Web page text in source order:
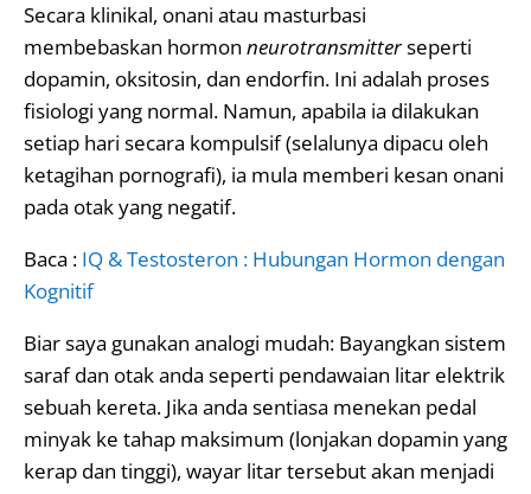
Secara klinikal, onani atau masturbasi
membebaskan hormon neurotransmitterseperti
dopamin, oksitosin, dan endorfin. Ini adalah proses
fisiologi yang normal. Namun, apabila ia dilakukan
setiap hari secara kompulsif (selalunya dipacu oleh
ketagihan pornografi), ia mula memberi kesan onani
pada otak yang negatif.
Baca : IQ & Testosteron : Hubungan Hormon dengan
Kognitif
Biar saya gunakan analogi mudah: Bayangkan sistem
saraf dan otak anda seperti pendawaian litar elektrik
sebuah kereta. Jika anda sentiasa menekan pedal
minyak ke tahap maksimum (lonjakan dopamin yang
kerap dan tinggi), wayar litar tersebut akan menjadi